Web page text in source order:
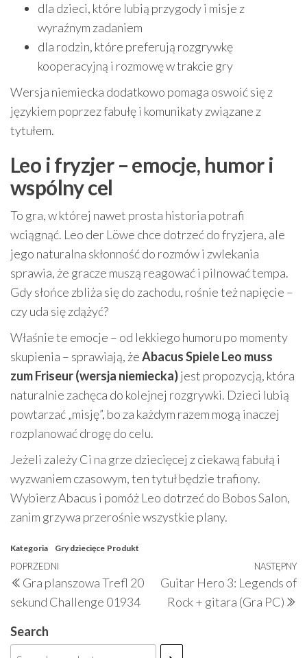
dla dzieci, które lubią przygody i misje z
wyraźnym zadaniem
dla rodzin, które preferują rozgrywkę
kooperacyjną i rozmowę w trakcie gry
Wersja niemiecka dodatkowo pomaga oswoić się z
językiem poprzez fabułę i komunikaty związane z
tytułem.
Leo i fryzjer – emocje, humor i
wspólny cel
To gra, w której nawet prosta historia potrafi
wciągnąć. Leo der Löwe chce dotrzeć do fryzjera, ale
jego naturalna skłonność do rozmów i zwlekania
sprawia, że gracze muszą reagować i pilnować tempa.
Gdy słońce zbliża się do zachodu, rośnie też napięcie –
czy uda się zdążyć?
Właśnie te emocje – od lekkiego humoru po momenty
skupienia – sprawiają, żeAbacus Spiele Leo muss
zum Friseur (wersja niemiecka)jest propozycją, która
naturalnie zachęca do kolejnej rozgrywki. Dzieci lubią
powtarzać „misję”, bo za każdym razem mogą inaczej
rozplanować drogę do celu.
Jeżeli zależy Ci na grze dziecięcej z ciekawą fabułą i
wyzwaniem czasowym, ten tytuł będzie trafiony.
Wybierz Abacus i pomóż Leo dotrzeć do Bobos Salon,
zanim grzywa przerośnie wszystkie plany.
Kategoria Gry dziecięce Produkt
Nawigacja
wpisu
Poprzedni
wpis
POPRZEDNI
Gra planszowa Trefl 20
sekund Challenge 01934
NASTĘPNY
Guitar Hero 3: Legends of
Rock + gitara (Gra PC)
Search